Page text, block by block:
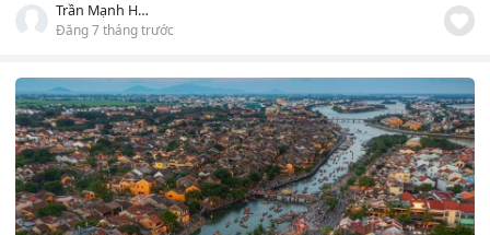
Trần Mạnh Hùng
Đăng 7 tháng trước